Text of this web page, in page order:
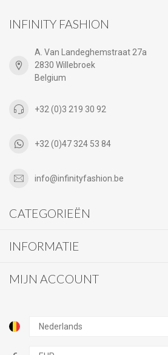
INFINITY FASHION
A. Van Landeghemstraat 27a
2830 Willebroek
Belgium
+32 (0)3 219 30 92
+32 (0)47 324 53 84
info@infinityfashion.be
CATEGORIEËN
INFORMATIE
MIJN ACCOUNT